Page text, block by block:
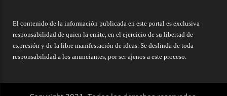
El contenido de la información publicada en este portal es exclusiva
responsabilidad de quien la emite, en el ejercicio de su libertad de
expresión y de la libre manifestación de ideas. Se deslinda de toda
responsabilidad a los anunciantes, por ser ajenos a este proceso.